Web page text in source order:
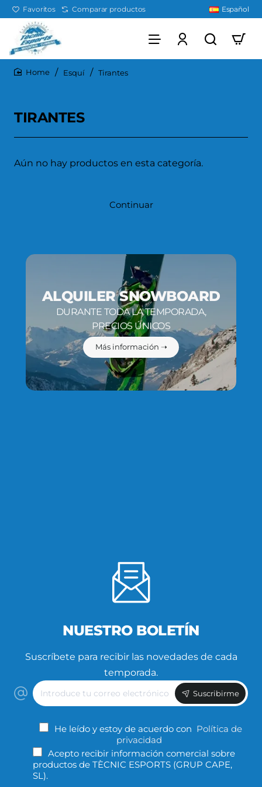
Favoritos Comparar productos Español
Esquí Tirantes
TIRANTES
Aún no hay productos en esta categoría.
Continuar
ALQUILER SNOWBOARD
DURANTE TODA LA TEMPORADA,
PRECIOS ÚNICOS
Más información ➝
NUESTRO BOLETÍN
Suscríbete para recibir las novedades de cada
temporada.
Introduce
tu
correo
Suscribirme
He leído y estoy de acuerdo con Política de
privacidad
Acepto recibir información comercial sobre
productos de TÈCNIC ESPORTS (GRUP CAPE,
SL).